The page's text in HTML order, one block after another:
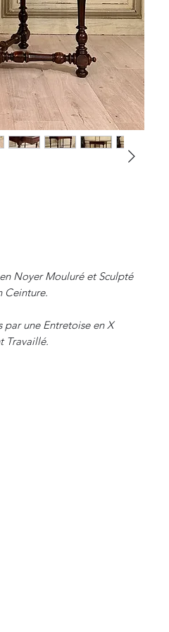
Noyer Mouluré et Sculpté
Ceinture.
par une Entretoise en X
Travaillé.